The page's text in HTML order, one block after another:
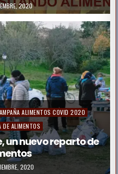
2020
ALIMENTOS COVID 2020
DE ALIMENTOS
un nuevo reparto de
2020